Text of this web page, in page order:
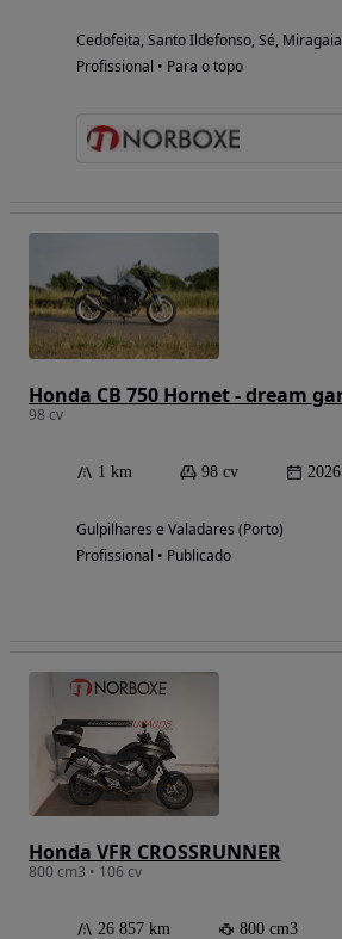
Cedofeita, Santo Ildefonso, Sé,
Profissional • Para o topo
Honda CB 750 Hornet - dream
98 cv
1 km 98 cv 2026
Gulpilhares e Valadares (Porto)
Profissional • Publicado
Honda VFR CROSSRUNNER
800 cm3 • 106 cv
26 857 km 800 cm3